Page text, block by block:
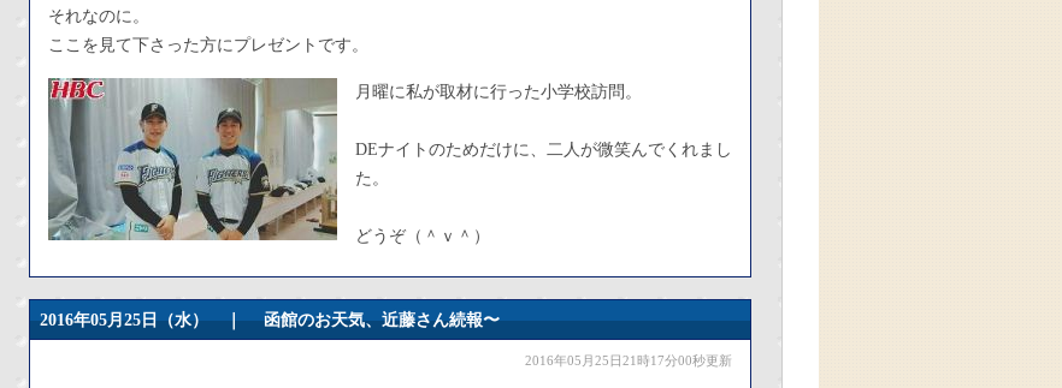
それなのに。
ここを見て下さった方にプレゼントです。
月曜に私が取材に行った小学校訪問。
DEナイトのためだけに、二人が微笑んでくれまし
た。
どうぞ（＾ｖ＾）
2016年05月25日（水） ｜函館のお天気、近藤さん続報〜
2016年05月25日21時17分00秒更新